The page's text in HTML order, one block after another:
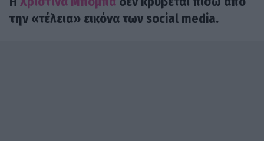
την «τέλεια» εικόνα των social media.